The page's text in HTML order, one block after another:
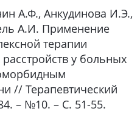
А.Ф., Анкудинова И.Э.,
А.И. Применение
терапии
у больных
// Терапевтический
– №10. – С. 51-55.